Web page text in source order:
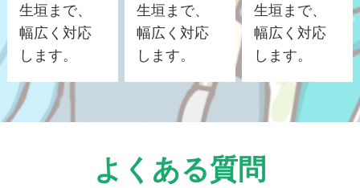
生垣まで、
幅広く対応
します。
生垣まで、
幅広く対応
します。
生垣まで、
幅広く対応
します。
よくある質問